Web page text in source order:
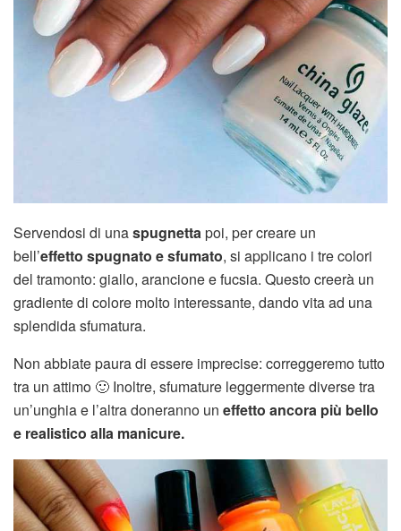
Servendosi di unaspugnettapoi, per creare un
bell’effetto spugnato e sfumato, si applicano i tre colori
del tramonto: giallo, arancione e fucsia. Questo creerà un
gradiente di colore molto interessante, dando vita ad una
splendida sfumatura.
Non abbiate paura di essere imprecise: correggeremo tutto
tra un attimo 🙂 Inoltre, sfumature leggermente diverse tra
un’unghia e l’altra doneranno un effetto ancora più bello
e realistico alla manicure.